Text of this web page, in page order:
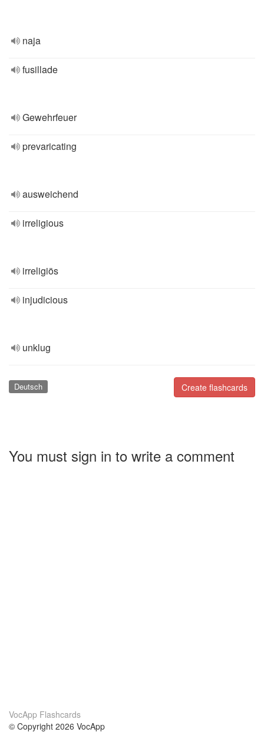
naja
fusillade
Gewehrfeuer
prevaricating
ausweichend
irreligious
irreligiös
injudicious
unklug
Create flashcards
Deutsch
You must sign in to write a comment
VocApp Flashcards
© Copyright 2026 VocApp